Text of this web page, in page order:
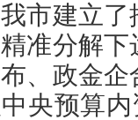
建立了
准分解
、政金
央预算